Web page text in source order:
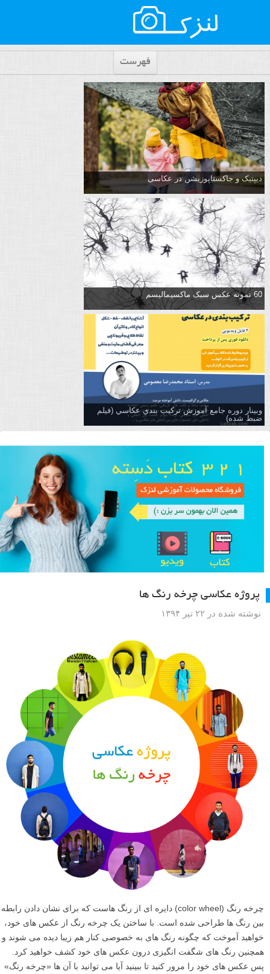
فهرست
دیپتیک و جاکستا‌پوزیشن در عکاسی
60 نمونه عکس سبک ماکسیمالیسم
وبینار دوره جامع آموزش تركيب بندي عكاسي (فیلم
ضبط شده)
پروژه عکاسی چرخه رنگ ها
نوشته شده در ۲۲ تیر ۱۳۹۴
چرخه رنگ (color wheel) دایره ای از رنگ هاست که برای نشان دادن رابطه
بین رنگ ها طراحی شده است. با ساختن یک چرخه رنگ از عکس های خود،
خواهید آموخت که چگونه رنگ های به خصوصی کنار هم زیبا دیده می شوند و
همچنین رنگ های شگفت انگیزی درون عکس های خود کشف خواهید کرد.
پس عکس های خود را مرور کنید تا ببینید آیا می توانید با آن ها «چرخه رنگ»